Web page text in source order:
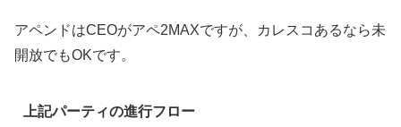
アペンドはCEOがアペ2MAXですが、カレスコあるなら未
開放でもOKです。
上記パーティの進行フロー